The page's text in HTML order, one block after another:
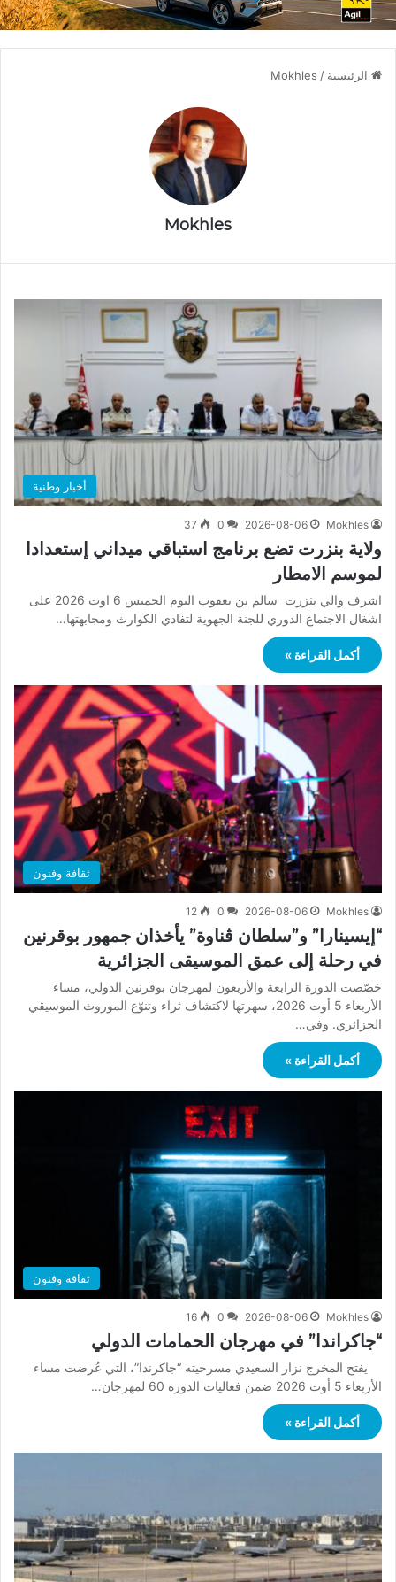
الرئيسية /
Mokhles
Mokhles
أخبار وطنية
Mokhles
2026-08-06
0
37
ولاية بنزرت تضع برنامج استباقي ميداني إستعدادا
لموسم الامطار
اشرف والي بنزرت سالم بن يعقوب اليوم الخميس 6 اوت 2026 على
اشغال الاجتماع الدوري للجنة الجهوية لتفادي الكوارث ومجابهتها…
أكمل القراءة »
ثقافة وفنون
Mokhles
2026-08-06
0
12
“إيسينارا” و”سلطان ڤناوة” يأخذان جمهور بوقرنين
في رحلة إلى عمق الموسيقى الجزائرية
خصّصت الدورة الرابعة والأربعون لمهرجان بوقرنين الدولي، مساء
الأربعاء 5 أوت 2026، سهرتها لاكتشاف ثراء وتنوّع الموروث الموسيقي
الجزائري. وفي…
أكمل القراءة »
ثقافة وفنون
Mokhles
2026-08-06
0
16
“جاكراندا” في مهرجان الحمامات الدولي
يفتح المخرج نزار السعيدي مسرحيته “جاكرندا”، التي عُرضت مساء
الأربعاء 5 أوت 2026 ضمن فعاليات الدورة 60 لمهرجان…
أكمل القراءة »